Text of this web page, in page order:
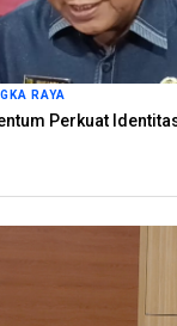
RAYA
Perkuat